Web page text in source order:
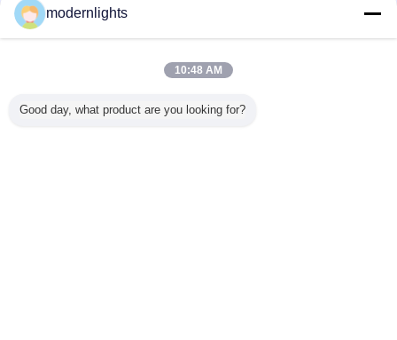
Trust Seal
Verified Suplier
Все продукты
modernlights
10:48 AM
Good day, what product are you looking for?